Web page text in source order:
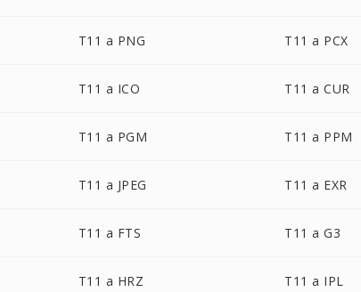
T11 a PNG T11 a PCX
T11 a ICO T11 a CUR
T11 a PGM T11 a PPM
T11 a JPEG T11 a EXR
T11 a FTS T11 a G3
T11 a HRZ T11 a IPL